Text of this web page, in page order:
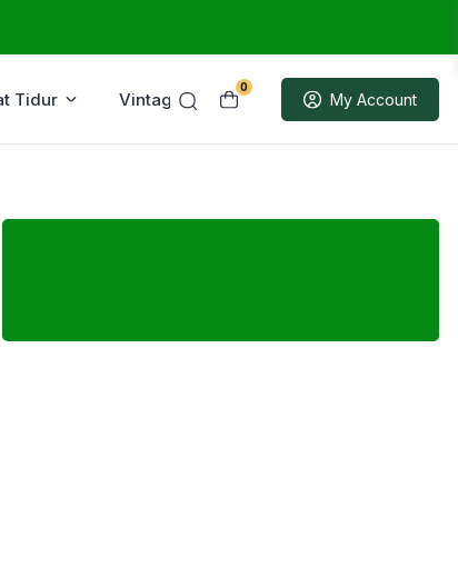
0
My Account
Tidur Vintage Sample